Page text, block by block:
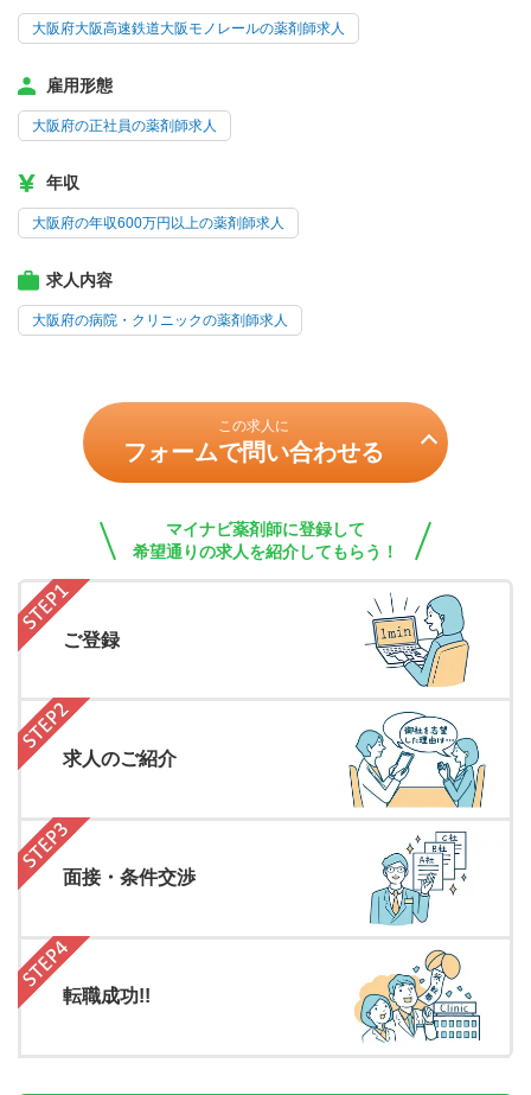
大阪府大阪高速鉄道大阪モノレールの薬剤師求人
雇用形態
大阪府の正社員の薬剤師求人
年収
大阪府の年収600万円以上の薬剤師求人
求人内容
大阪府の病院・クリニックの薬剤師求人
この求人に
フォームで問い合わせる
マイナビ薬剤師に登録して
希望通りの求人を紹介してもらう！
ご登録
求人のご紹介
面接・条件交渉
転職成功!!